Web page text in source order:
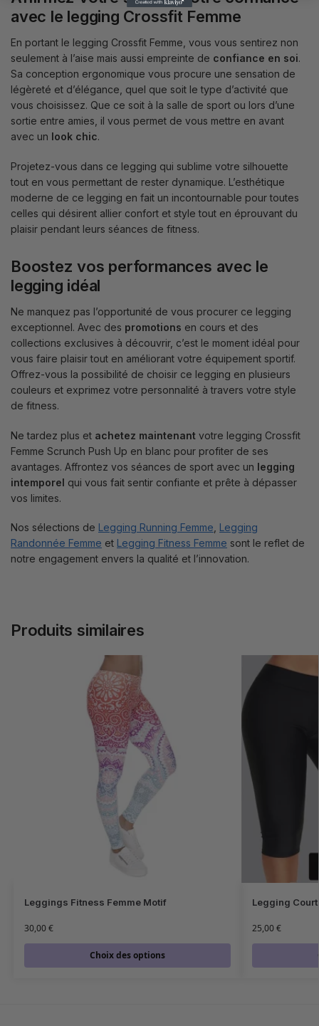
avec le legging Crossfit Femme
En portant le legging Crossfit Femme, vous vous sentirez non
seulement à l’aise mais aussi empreinte de confiance en soi.
Sa conception ergonomique vous procure une sensation de
légèreté et d’élégance, quel que soit le type d’activité que
vous choisissez. Que ce soit à la salle de sport ou lors d’une
sortie entre amies, il vous permet de vous mettre en avant
avec un look chic.
Projetez-vous dans ce legging qui sublime votre silhouette
tout en vous permettant de rester dynamique. L’esthétique
moderne de ce legging en fait un incontournable pour toutes
celles qui désirent allier confort et style tout en éprouvant du
plaisir pendant leurs séances de fitness.
Boostez vos performances avec le
legging idéal
Ne manquez pas l’opportunité de vous procurer ce legging
exceptionnel. Avec des promotions en cours et des
collections exclusives à découvrir, c’est le moment idéal pour
vous faire plaisir tout en améliorant votre équipement sportif.
Offrez-vous la possibilité de choisir ce legging en plusieurs
couleurs et exprimez votre personnalité à travers votre style
de fitness.
Ne tardez plus et achetez maintenant votre legging Crossfit
Femme Scrunch Push Up en blanc pour profiter de ses
avantages. Affrontez vos séances de sport avec un legging
intemporel qui vous fait sentir confiante et prête à dépasser
vos limites.
Nos sélections de Legging Running Femme Legging
Randonnée Femme et Legging Fitness Femme sont le reflet de
notre engagement envers la qualité et l’innovation.
Produits similaires
Leggings Fitness Femme Motif
30,00€
Choix des options
Legging
25,00€